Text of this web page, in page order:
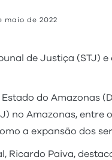
maio de 2022
de Justiça (STJ)
do Amazonas
no Amazonas, entre
a expansão dos
Ricardo Paiva,